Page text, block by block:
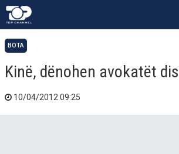
BOTA
Kinë, dënohen avokatët
10/04/2012 09:25